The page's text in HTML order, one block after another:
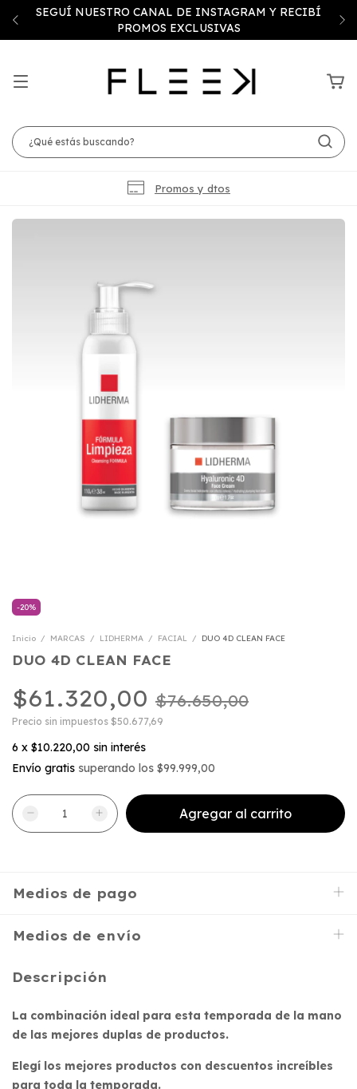
SEGUÍ NUESTRO CANAL DE INSTAGRAM Y RECIBÍ
PROMOS EXCLUSIVAS
Promos y dtos
-20%
Inicio / MARCAS / LIDHERMA / FACIAL / DUO 4D CLEAN FACE
DUO 4D CLEAN FACE
$61.320,00 $76.650,00
Precio sin impuestos $50.677,69
6 x $10.220,00 sin interés
Envío gratis superando los $99.999,00
Medios de pago
Medios de envío
Descripción
La combinación ideal para esta temporada de la mano
de las mejores duplas de productos.
Elegí los mejores productos con descuentos increíbles
para toda la temporada.